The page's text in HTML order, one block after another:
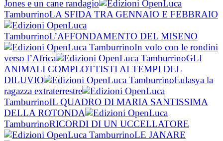
Jones e un cane randagio
Luca
TamburrinoLA SFIDA TRA GENNAIO E FEBBRAIO
Luca
TamburrinoL’AFFONDAMENTO DEL MISENO
Luca TamburrinoIn volo con le rondini
verso l’Africa
Luca TamburrinoGLI
ANIMALI COMPLOTTISTI AI TEMPI DEL
DILUVIO
Luca TamburrinoEulasya la
ragazza extraterrestre
Luca
TamburrinoIL QUADRO DI MARIA SANTISSIMA
DELLA ROTONDA
Luca
TamburrinoRICORDI DI UN UCCELLATORE
Luca TamburrinoLE JANARE